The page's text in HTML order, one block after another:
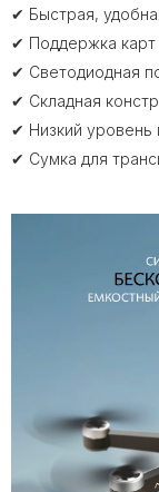
✔ Быстрая,
✔ Поддержка карт
✔ Светодиодная
✔ Складная
✔ Низкий уровень
✔ Сумка для